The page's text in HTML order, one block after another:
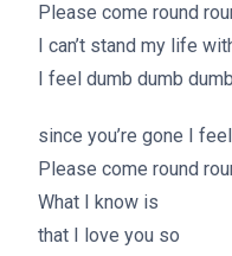
Please come round
I can’t stand my life
I feel dumb dumb dumb
since you’re gone I
Please come round
What I know is
that I love you so